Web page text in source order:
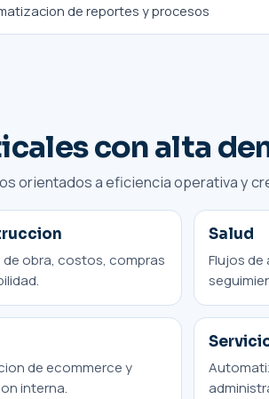
de reportes y procesos
con alta
orientados a eficiencia operativa y
obra, costos, compras
Salud
Flujos
de ecommerce y
interna.